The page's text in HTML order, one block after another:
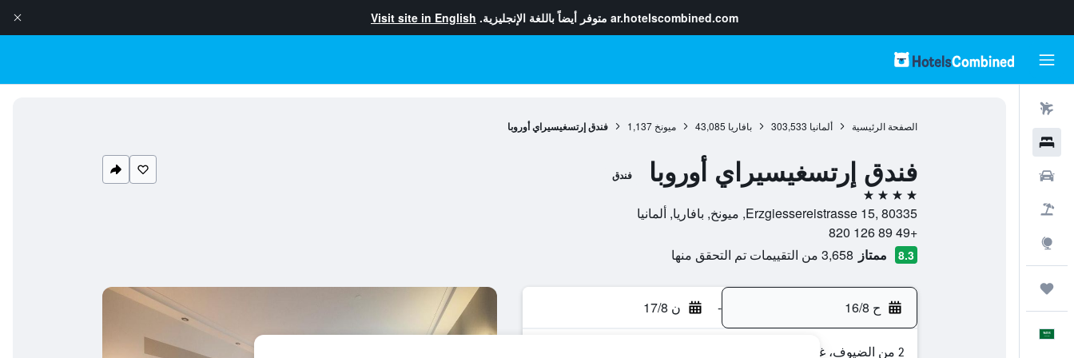
ar.hotelscombined.com متوفر أيضاً باللغة الإنجليزية. Visit site in English
الصفحة الرئيسية ألمانيا 303,533 بافاريا 43,085 ميونخ 1,137 فندق إرتسغيسيراي أوروبا
فندق إرتسغيسيراي أوروبا فندق
4 نجوم
Erzgiessereistrasse 15, 80335, ميونخ, بافاريا, ألمانيا
+49 89 126 820
8.3 ممتاز 3,658 من التقييمات تم التحقق منها
ح 16/8 - ن 17/8
2 من الضيوف، غرفة واحدة